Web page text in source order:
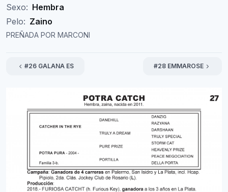
Sexo: Hembra
Pelo: Zaino
PREÑADA POR MARCONI
#26 GALANA ES #28 EMMAROSE